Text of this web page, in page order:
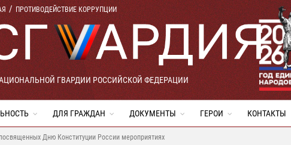
ПРОТИВОДЕЙСТВИЕ КОРРУПЦИИ
ГВАРДИИ РОССИЙСКОЙ ФЕДЕРАЦИИ
ДЛЯ ГРАЖДАН ДОКУМЕНТЫ ГЕРОИ КОНТАКТЫ
Дню Конституции России мероприятиях